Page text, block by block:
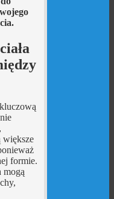
większe
formie.
mogą